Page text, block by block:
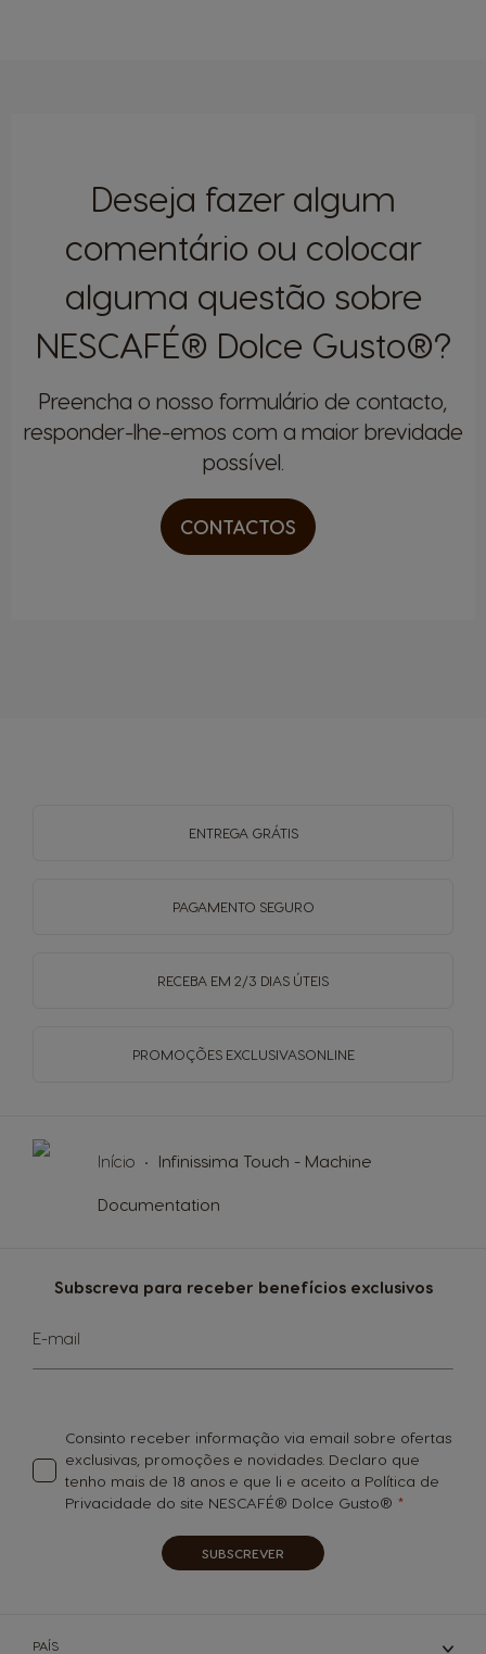
Deseja fazer algum
comentário ou colocar
alguma questão sobre
NESCAFÉ® Dolce Gusto®?
Preencha o nosso formulário de contacto,
responder-lhe-emos com a maior brevidade
possível.
CONTACTOS
ENTREGA GRÁTIS
PAGAMENTO SEGURO
RECEBA EM 2/3 DIAS ÚTEIS
PROMOÇÕES EXCLUSIVASONLINE
Início Infinissima Touch - Machine
Documentation
Subscreva para receber benefícios exclusivos
Subscreva
a
nossa
E-mail
Consinto receber informação via email sobre ofertas
exclusivas, promoções e novidades. Declaro que
tenho mais de 18 anos e que li e aceito a Política de
Privacidade do site NESCAFÉ® Dolce Gusto®
SUBSCREVER
PAÍS